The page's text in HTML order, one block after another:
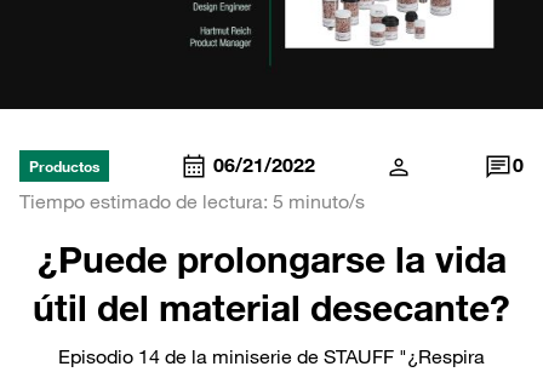
Productos 06/21/2022
0
Tiempo estimado de lectura: 5 minuto/s
¿Puede prolongarse la vida
útil del material desecante?
Episodio 14 de la miniserie de STAUFF "¿Respira